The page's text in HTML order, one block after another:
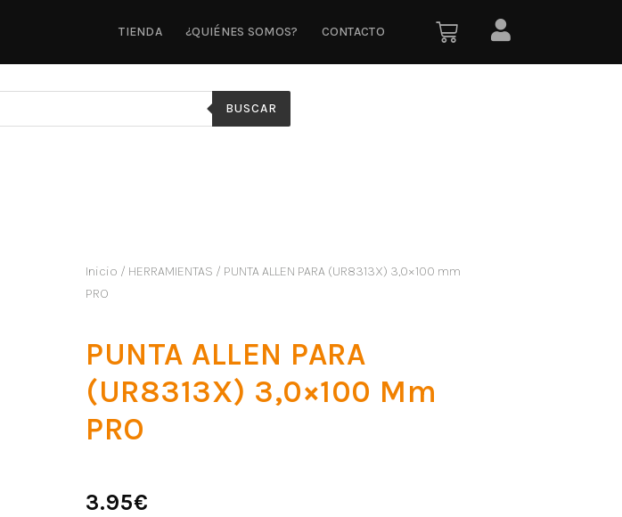
TIENDA ¿QUIÉNES SOMOS? CONTACTO
BUSCAR
Inicio / HERRAMIENTAS / PUNTA ALLEN PARA (UR8313X) 3,0×100 mm
PRO
PUNTA ALLEN PARA
(UR8313X) 3,0×100 Mm
PRO
3.95€